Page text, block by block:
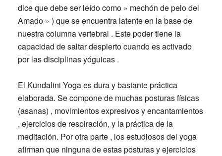
dice que debe ser leído como » mechón de pelo del
Amado » ) que se encuentra latente en la base de
nuestra columna vertebral . Este poder tiene la
capacidad de saltar despierto cuando es activado
por las disciplinas yóguicas .
El Kundalini Yoga es dura y bastante práctica
elaborada. Se compone de muchas posturas físicas
(asanas) , movimientos expresivos y encantamientos
, ejercicios de respiración, y la práctica de la
meditación. Por otra parte , los estudiosos del yoga
afirman que ninguna de estas posturas y ejercicios